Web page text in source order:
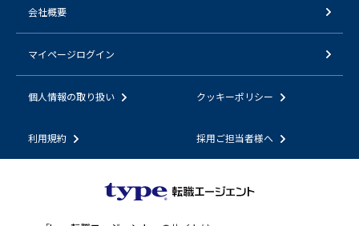
会社概要
マイページログイン
個人情報の取り扱い クッキーポリシー
利用規約 採用ご担当者様へ